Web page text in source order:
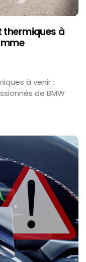
thermiques à
à venir :
de BMW